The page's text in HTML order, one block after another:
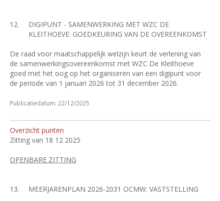
12.
DIGIPUNT - SAMENWERKING MET WZC DE
KLEITHOEVE: GOEDKEURING VAN DE OVEREENKOMST
De raad voor maatschappelijk welzijn keurt de verlening van
de samenwerkingsovereenkomst met WZC De Kleithoeve
goed met het oog op het organiseren van een digipunt voor
de periode van 1 januari 2026 tot 31 december 2026.
Publicatiedatum: 22/12/2025
Overzicht punten
Zitting van 18 12 2025
OPENBARE ZITTING
13. MEERJARENPLAN 2026-2031 OCMW: VASTSTELLING